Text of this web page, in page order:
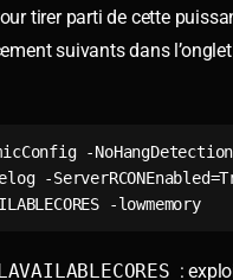
tirer parti de cette
suivants dans
-
-
USEALLAVAILABLECORES -lowmemory
: